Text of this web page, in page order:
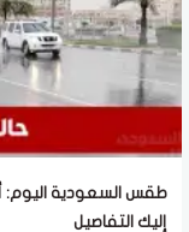
طقس السعودية اليوم:
إليك التفاصيل